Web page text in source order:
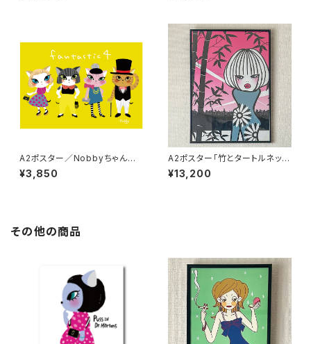
A2ポスター／Nobbyちゃん家
の「fantastic4」
¥3,850
A2ポスター「竹とタートルネッ
ク」【フレーム付】
¥13,200
その他の商品